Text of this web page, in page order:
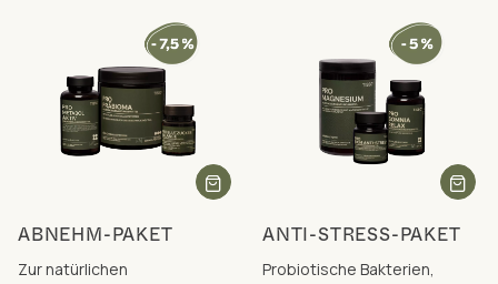
ABNEHM-PAKET
Zur natürlichen
ANTI-STRESS-PAKET
Probiotische Bakterien,